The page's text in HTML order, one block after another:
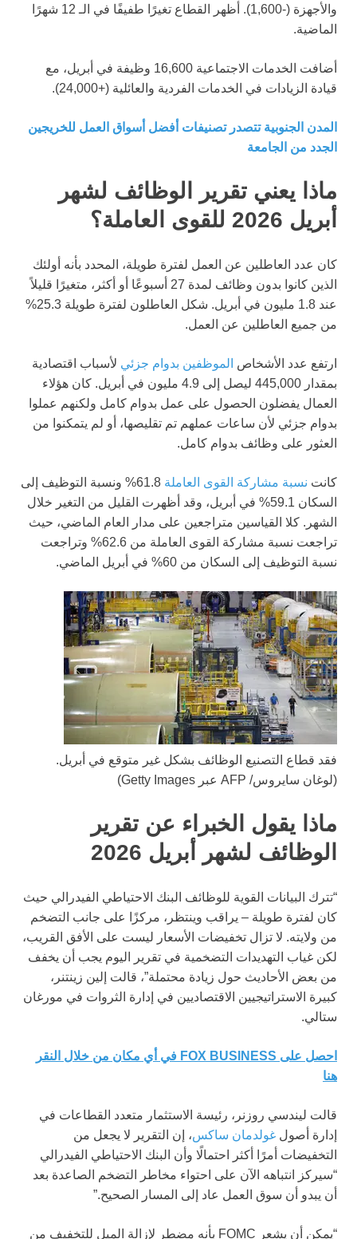
والأجهزة (-1,600). أظهر القطاع تغيرًا طفيفًا في الـ 12 شهرًا
الماضية.
أضافت الخدمات الاجتماعية 16,600 وظيفة في أبريل، مع
قيادة الزيادات في الخدمات الفردية والعائلية (+24,000).
المدن الجنوبية تتصدر تصنيفات أفضل أسواق العمل للخريجين
الجدد من الجامعة
ماذا يعني تقرير الوظائف لشهر
أبريل 2026 للقوى العاملة؟
كان عدد العاطلين عن العمل لفترة طويلة، المحدد بأنه أولئك
الذين كانوا بدون وظائف لمدة 27 أسبوعًا أو أكثر، متغيرًا قليلاً
عند 1.8 مليون في أبريل. شكل العاطلون لفترة طويلة 25.3%
من جميع العاطلين عن العمل.
ارتفع عدد الأشخاص الموظفين بدوام جزئي لأسباب اقتصادية
بمقدار 445,000 ليصل إلى 4.9 مليون في أبريل. كان هؤلاء
العمال يفضلون الحصول على عمل بدوام كامل ولكنهم عملوا
بدوام جزئي لأن ساعات عملهم تم تقليصها، أو لم يتمكنوا من
العثور على وظائف بدوام كامل.
كانت نسبة مشاركة القوى العاملة
61.8% ونسبة التوظيف إلى
السكان 59.1% في أبريل، وقد أظهرت القليل من التغير خلال
الشهر. كلا القياسين متراجعين على مدار العام الماضي، حيث
تراجعت نسبة مشاركة القوى العاملة من 62.6% وتراجعت
نسبة التوظيف إلى السكان من 60% في أبريل الماضي.
فقد قطاع التصنيع الوظائف بشكل غير متوقع في أبريل.
(لوغان سايروس/ AFP عبر Getty Images)
ماذا يقول الخبراء عن تقرير
الوظائف لشهر أبريل 2026
“تترك البيانات القوية للوظائف البنك الاحتياطي الفيدرالي حيث
كان لفترة طويلة – يراقب وينتظر، مركزًا على جانب التضخم
من ولايته. لا تزال تخفيضات الأسعار ليست على الأفق القريب،
لكن غياب التهديدات التضخمية في تقرير اليوم يجب أن يخفف
من بعض الأحاديث حول زيادة محتملة”، قالت إلين زينتنر،
كبيرة الاستراتيجيين الاقتصاديين في إدارة الثروات في مورغان
ستالي.
احصل على FOX BUSINESS في أي مكان من خلال النقر
هنا
قالت ليندسي روزنر، رئيسة الاستثمار متعدد القطاعات في
إدارة أصول غولدمان ساكس، إن التقرير لا يجعل من
التخفيضات أمرًا أكثر احتمالًا وأن البنك الاحتياطي الفيدرالي
“سيركز انتباهه الآن على احتواء مخاطر التضخم الصاعدة بعد
أن يبدو أن سوق العمل عاد إلى المسار الصحيح.”
“يمكن أن يشعر FOMC بأنه مضطر لإزالة الميل للتخفيف من